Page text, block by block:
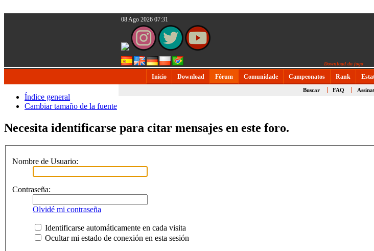
08 Ago 2026 07:31
Download do jogo
Inicio Download Fórum Comunidade Campeonatos Rank
Buscar FAQ
Índice general
Cambiar tamaño de la fuente
Necesita identificarse para citar mensajes en este foro.
Nombre de Usuario:
Contraseña:
Olvidé mi contraseña
Identificarse automáticamente en cada visita
Ocultar mi estado de conexión en esta sesión